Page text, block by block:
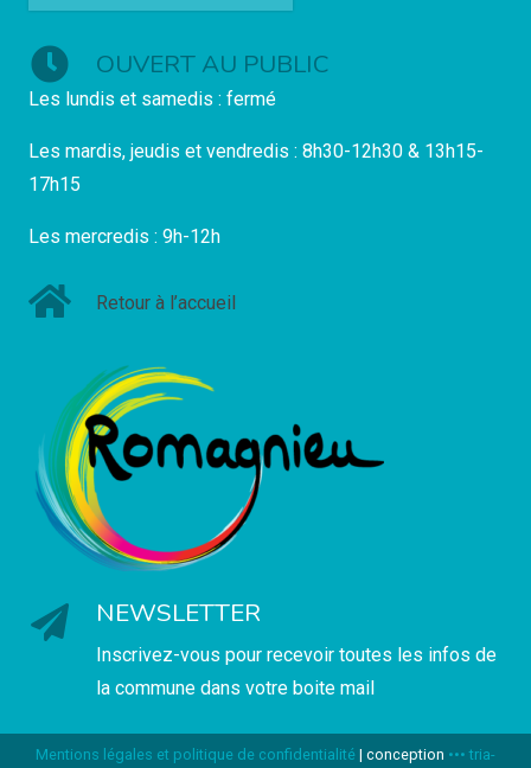
OUVERT AU PUBLIC
Les lundis et samedis : fermé
Les mardis, jeudis et vendredis : 8h30-12h30 & 13h15-
17h15
Les mercredis : 9h-12h
Retour à l’accueil
NEWSLETTER
Inscrivez-vous pour recevoir toutes les infos de
la commune dans votre boite mail
Mentions légales et politique de confidentialité | conception ••• tria-